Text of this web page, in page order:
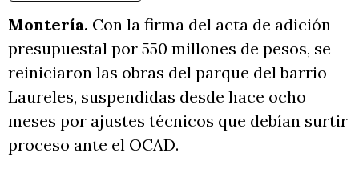
Montería. Con la firma del acta de adición
presupuestal por 550 millones de pesos, se
reiniciaron las obras del parque del barrio
Laureles, suspendidas desde hace ocho
meses por ajustes técnicos que debían surtir
proceso ante el OCAD.